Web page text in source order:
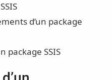
d’un package
package SSIS